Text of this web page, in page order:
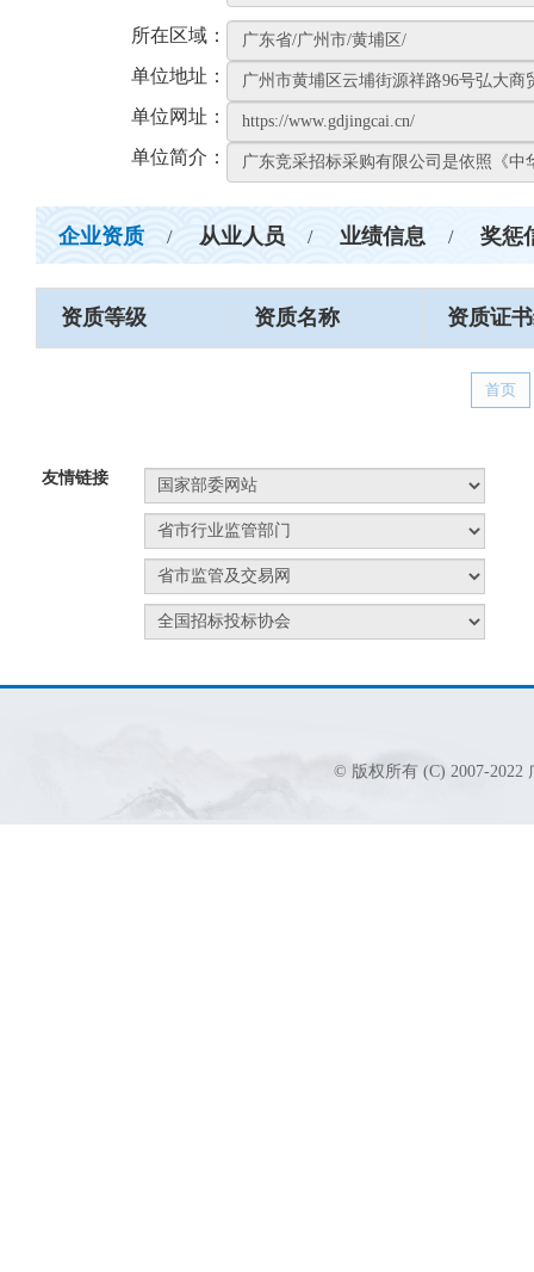
所在区域：
单位地址：
单位网址：
单位简介：
企业资质 / 从业人员 / 业绩信息 / 奖惩
资质等级 资质名称 资质证
首页
友情链接
© 版权所有 (C) 2007-2022